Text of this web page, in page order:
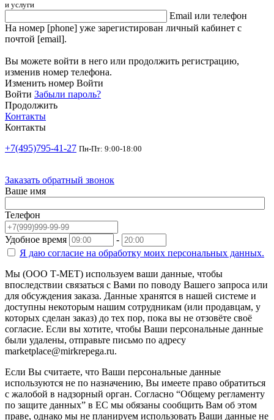
и услуги
Email или телефон
На номер [phone] уже зарегистирован личный кабинет с
почтой [email].
Вы можете войти в него или продолжить регистрацию,
изменив номер телефона.
Изменить номер Войти
Войти Забыли пароль?
Продолжить
Контакты
Контакты
+7(495)795-41-27 Пн-Пт: 9:00-18:00
Заказать обратный звонок
Ваше имя
Телефон
Удобное время
-
Я даю согласие на обработку моих персональных данных.
Мы (ООО Т-МЕТ) используем ваши данные, чтобы
впоследствии связаться с Вами по поводу Вашего запроса или
для обсуждения заказа. Данные хранятся в нашей системе и
доступны некоторым нашим сотрудникам (или продавцам, у
которых сделан заказ) до тех пор, пока вы не отзовёте своё
согласие. Если вы хотите, чтобы Ваши персональные данные
были удалены, отправьте письмо по адресу
marketplace@mirkrepega.ru.
Если Вы считаете, что Ваши персональные данные
используются не по назначению, Вы имеете право обратиться
с жалобой в надзорный орган. Согласно “Общему регламенту
по защите данных” в ЕС мы обязаны сообщить Вам об этом
праве, однако мы не планируем использовать Ваши данные не